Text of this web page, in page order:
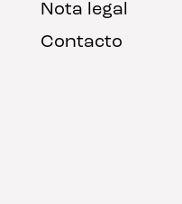
Nota legal
Contacto